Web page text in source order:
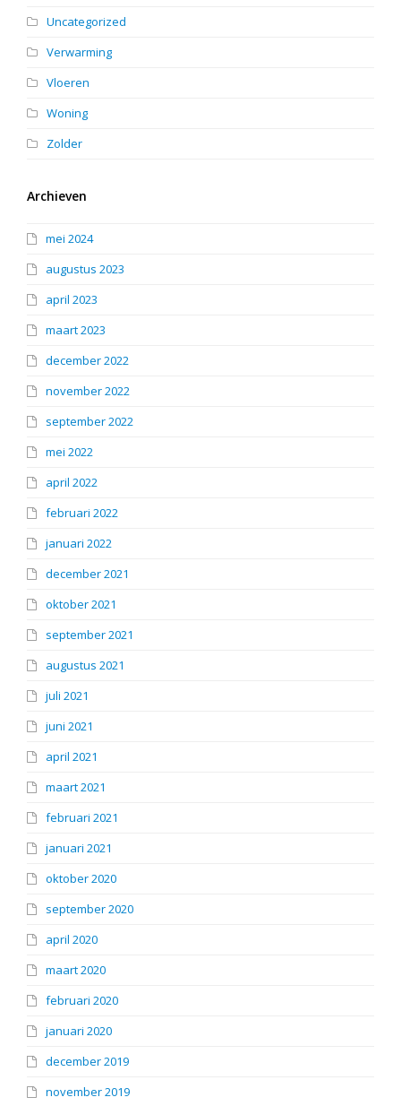
Uncategorized
Verwarming
Vloeren
Woning
Zolder
Archieven
mei 2024
augustus 2023
april 2023
maart 2023
december 2022
november 2022
september 2022
mei 2022
april 2022
februari 2022
januari 2022
december 2021
oktober 2021
september 2021
augustus 2021
juli 2021
juni 2021
april 2021
maart 2021
februari 2021
januari 2021
oktober 2020
september 2020
april 2020
maart 2020
februari 2020
januari 2020
december 2019
november 2019